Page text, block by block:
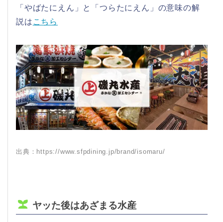
「やばたにえん」と「つらたにえん」の意味の解
説は こちら
出典：https://www.sfpdining.jp/brand/isomaru/
ヤッた後はあざまる水産